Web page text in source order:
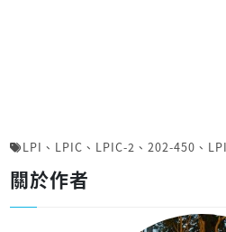
LPI 、 LPIC 、 LPIC-2 、 202-450 、
關於作者